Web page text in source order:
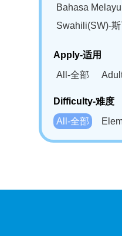
Bahasa
Swahili(SW)-
Apply-适用
All-全部
Difficulty-难度
All-全部